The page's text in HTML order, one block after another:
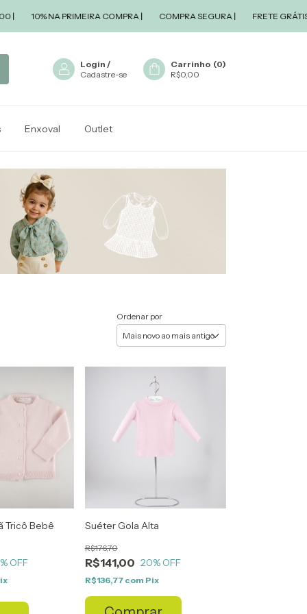
10% NA PRIMEIRA COMPRA | COMPRA SEGURA | FRETE GRÁTIS A
Login /
Cadastre-se
Carrinho (0)
R$0,00
Enxoval Outlet
Ordenar por
Tricô Bebê
% OFF
Suéter Gola Alta
R$141,00
R$176,70
20% OFF
R$136,77 com Pix